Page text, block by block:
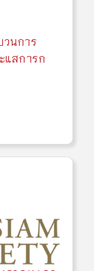
วนการ
แสการก